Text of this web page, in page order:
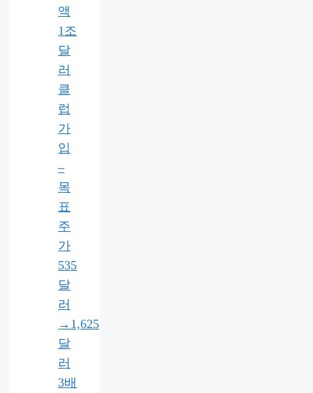
액
1조
달
러
클
럽
가
입
–
목
표
주
가
535
달
러
→1,625
달
러
3배